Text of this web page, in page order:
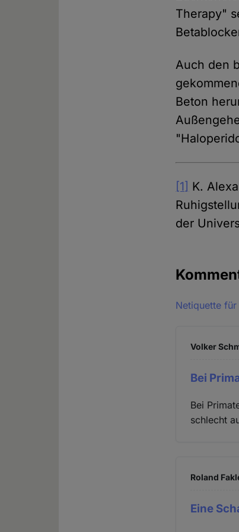
Therapy"
Auch den
Beton
[1]
K.
der
Netiquette
Volker
Bei
Bei
schlecht
Roland
Eine